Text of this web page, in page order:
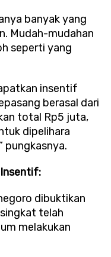
banyak yang
Mudah-mudahan
seperti yang
insentif
berasal dari
total Rp5 juta,
dipelihara
pungkasnya.
dibuktikan
telah
melakukan